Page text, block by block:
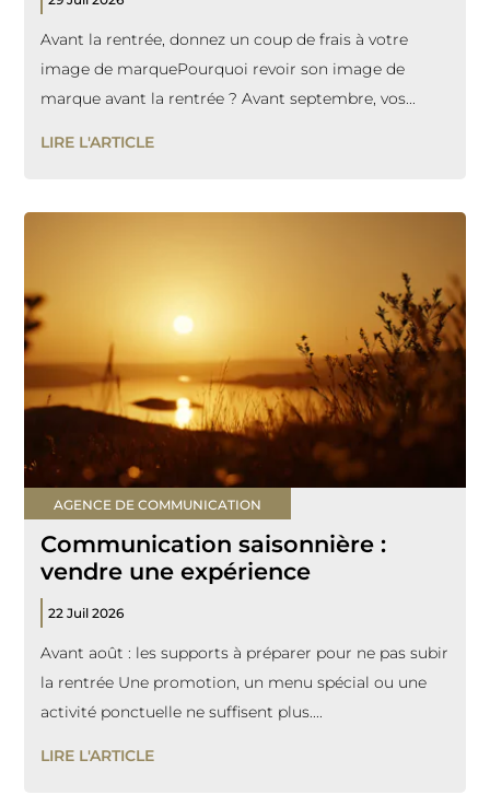
Avant la rentrée, donnez un coup de frais à votre
image de marquePourquoi revoir son image de
marque avant la rentrée ? Avant septembre, vos...
LIRE L'ARTICLE
AGENCE DE COMMUNICATION
Communication saisonnière :
vendre une expérience
22 Juil 2026
Avant août : les supports à préparer pour ne pas subir
la rentrée Une promotion, un menu spécial ou une
activité ponctuelle ne suffisent plus....
LIRE L'ARTICLE